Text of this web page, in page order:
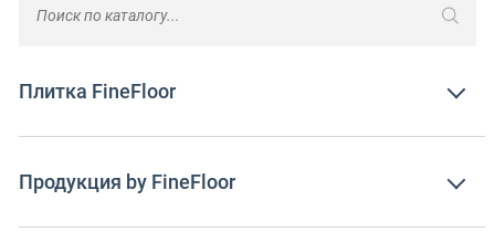
Плитка FineFloor
Продукция by FineFloor